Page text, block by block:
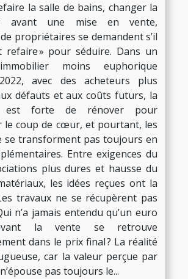
la salle de bains, changer la
: avant une mise en vente,
propriétaires se demandent s’il
refaire » pour séduire. Dans un
moins euphorique
avec des acheteurs plus
défauts et aux coûts futurs, la
est forte de rénover pour
le coup de cœur, et pourtant, les
se transforment pas toujours en
Entre exigences du
plus dures et hausse du
les idées reçues ont la
travaux ne se récupèrent pas
n’a jamais entendu qu’un euro
la vente se retrouve
dans le prix final ? La réalité
car la valeur perçue par
pas toujours le...